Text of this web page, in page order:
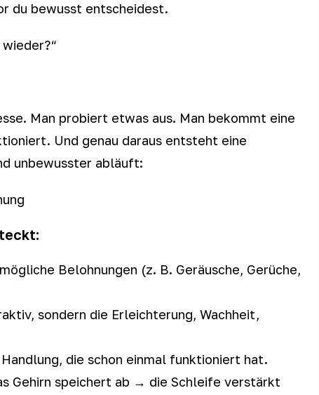
du bewusst entscheidest.
Man probiert etwas aus. Man bekommt eine
Und genau daraus entsteht eine
unbewusster abläuft:
Belohnungen (z. B. Geräusche, Gerüche,
sondern die Erleichterung, Wachheit,
die schon einmal funktioniert hat.
Gehirn speichert ab → die Schleife verstärkt